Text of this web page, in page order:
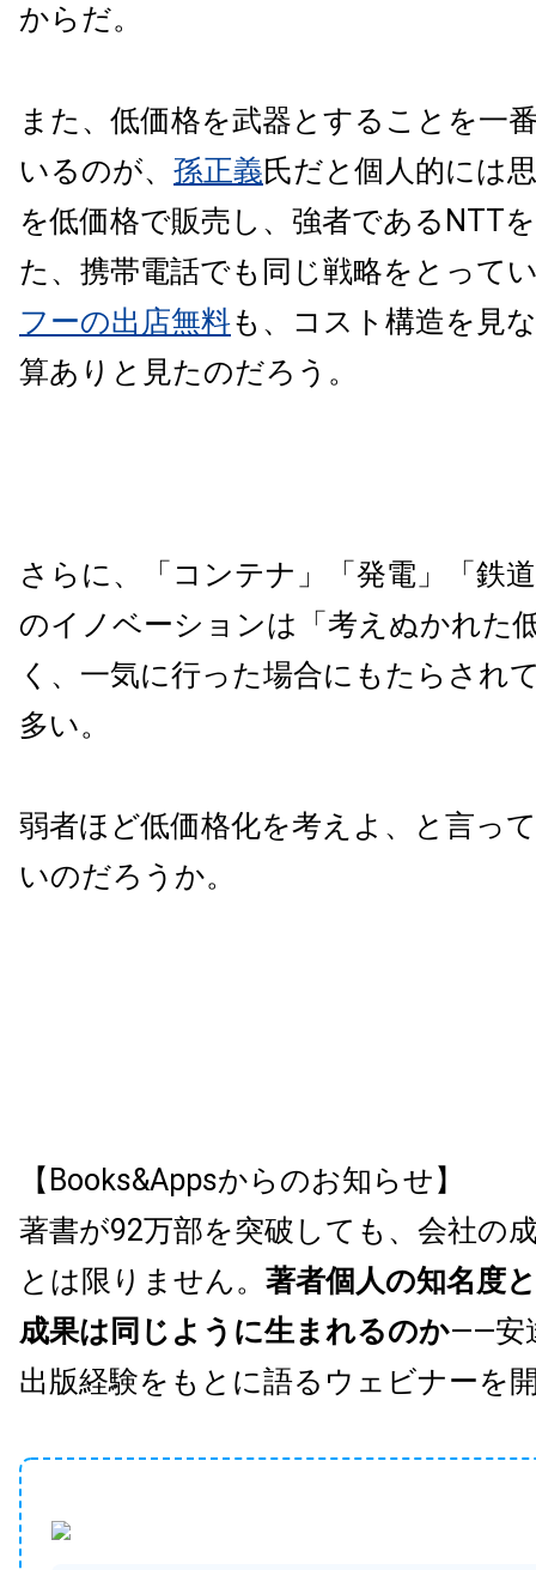
からだ。
また、低価格を武器とすることを一
いるのが、 孫正義氏だと個人的には
を低価格で販売し、強者であるNTT
た、携帯電話でも同じ戦略をとって
フーの出店無料も、コスト構造を見
算ありと見たのだろう。
さらに、「コンテナ」「発電」「鉄
のイノベーションは「考えぬかれた
く、一気に行った場合にもたらされ
多い。
弱者ほど低価格化を考えよ、と言っ
いのだろうか。
【Books&Appsからのお知らせ】
著書が92万部を突破しても、会社の
とは限りません。 著者個人の知名度
成果は同じように生まれるのか——安
出版経験をもとに語るウェビナーを